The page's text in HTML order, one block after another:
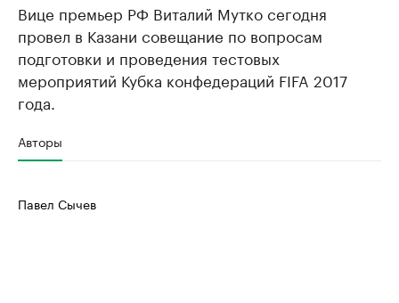
Вице премьер РФ Виталий Мутко сегодня
провел в Казани совещание по вопросам
подготовки и проведения тестовых
мероприятий Кубка конфедераций FIFA 2017
года.
Авторы
Павел Сычев